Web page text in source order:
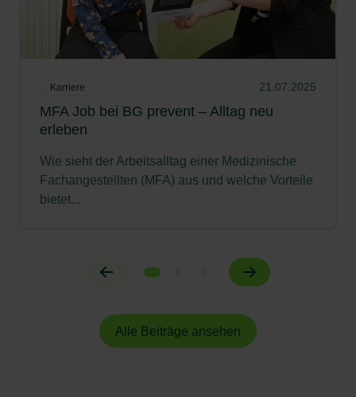
Karriere 21.07.2025
MFA Job bei BG prevent – Alltag neu
erleben
Wie sieht der Arbeitsalltag einer Medizinische
Fachangestellten (MFA) aus und welche Vorteile
bietet...
Alle Beiträge ansehen